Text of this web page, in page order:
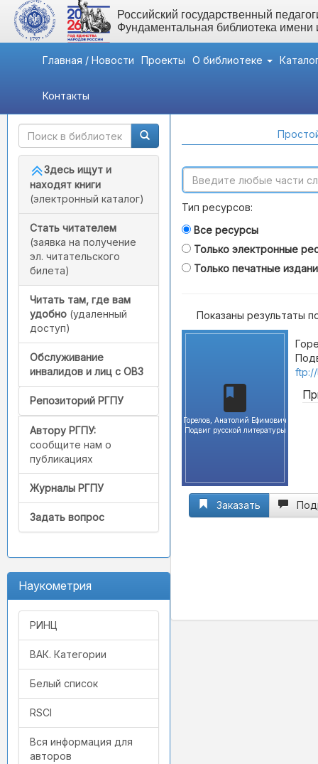
Российский государственный
Фундаментальная библиотека
Главная / Новости Проекты О библиотеке
Контакты
Быстрый доступ
Здесь ищут и
находят книги
(электронный каталог)
Стать читателем
(заявка на получение
эл. читательского
билета)
Читать там, где вам
удобно (удаленный
доступ)
Обслуживание
инвалидов и лиц с ОВЗ
Репозиторий РГПУ
Автору РГПУ:
сообщите нам о
публикациях
Журналы РГПУ
Задать вопрос
Наукометрия
РИНЦ
ВАК. Категории
Белый список
RSCI
Вся информация для
авторов
Тип ресурсов:
Все ресурсы
Только электронные
Только печатные
Показаны результаты
Горелов, Анатолий Ефимович
Подвиг русской литературы
Заказать